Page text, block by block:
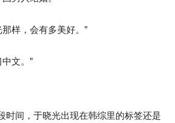
样，会有多美好。”
文。”
时间，于晓光出现在韩综里的标签还是